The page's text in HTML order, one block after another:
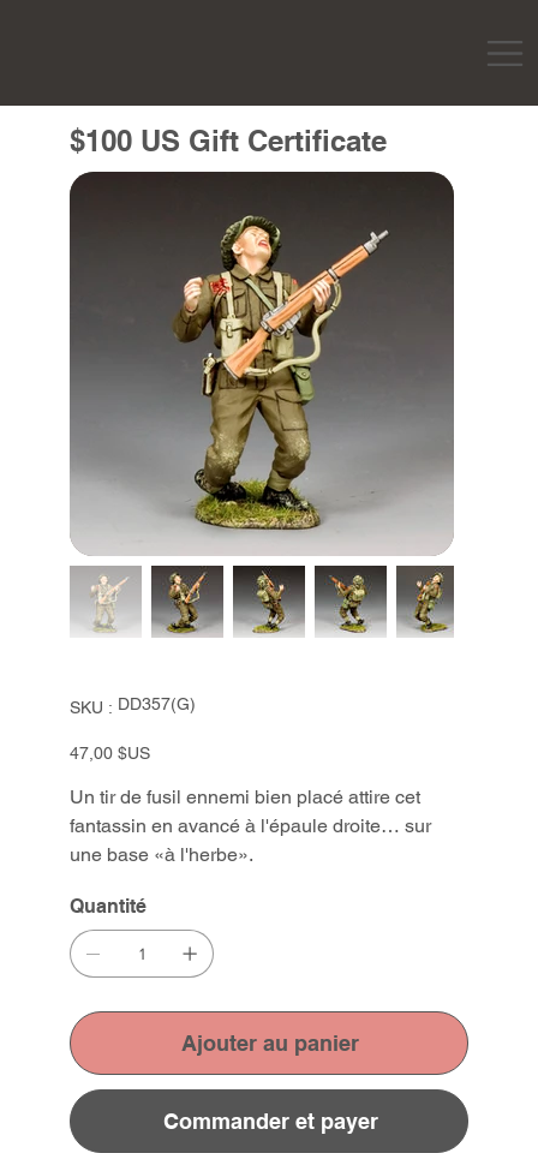
$100 US Gift Certificate
SKU : SKU
DD357(G)
DD357(G)
Prix
47,00 $US
Un tir de fusil ennemi bien placé attire cet
fantassin en avancé à l'épaule droite… sur
une base «à l'herbe».
Quantité
Ajouter au panier
Commander et payer